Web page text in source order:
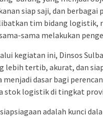
siap saji, dan
tim bidang logistik,
sama melakukan
kegiatan ini, Dinsos
lebih tertib, akurat, dan
menjadi dasar bagi
stok logistik di tingkat
adalah kunci